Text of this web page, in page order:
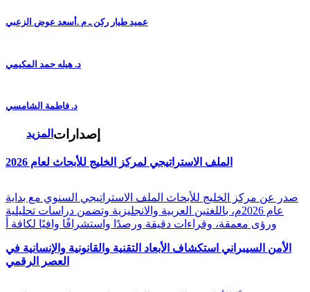
عميد طيار ركن ـ م .أسعد عوض الزعبي
د. هيله حمد المكيمي
د. فاطمة الشامسي
المزيد إصدارات
الملف الاستراتيجي لمركز الخليج للأبحاث لعام 2026
صدر عن مركز الخليج للأبحاث الملف الاستراتيجي السنوي مع بداية
عام 2026م، باللغتين العربية والانجليزية وتضمن دراسات تحليلية
ورؤى معمقة، وقراءات دقيقة ورصدًا واستشرافًا وافيًا لكافة أ
الأمن السيبراني استكشاف الأبعاد التقنية والقانونية والإنسانية في
العصر الرقمي